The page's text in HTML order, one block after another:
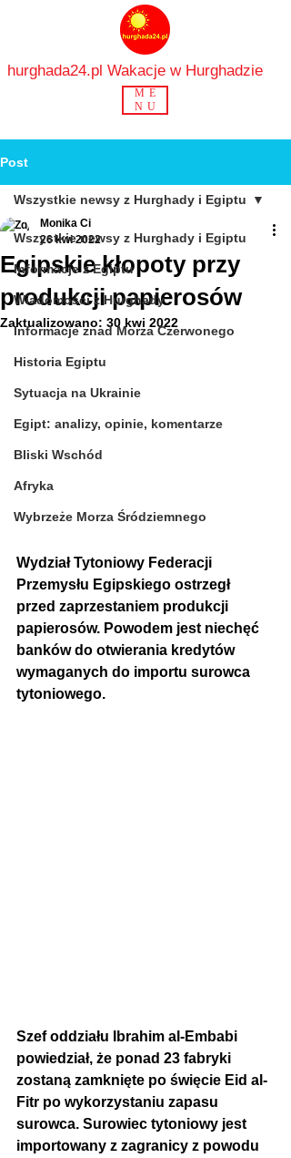
hurghada24.pl Wakacje w Hurghadzie
ME
NU
Post
Wszystkie newsy z Hurghady i Egiptu
Informacje z Egiptu
Wiadomości z Hurghady
Informacje znad Morza Czerwonego
Historia Egiptu
Sytuacja na Ukrainie
Egipt: analizy, opinie, komentarze
Bliski Wschód
Afryka
Wybrzeże Morza Śródziemnego
Wszystkie newsy z Hurghady i Egiptu
Egipskie kłopoty przy
produkcji papierosów
Monika Ci
26 kwi 2022
Zaktualizowano: 30 kwi 2022
Wydział Tytoniowy Federacji
Przemysłu Egipskiego ostrzegł
przed zaprzestaniem produkcji
papierosów. Powodem jest niechęć
banków do otwierania kredytów
wymaganych do importu surowca
tytoniowego.
Szef oddziału Ibrahim al-Embabi
powiedział, że ponad 23 fabryki
zostaną zamknięte po święcie Eid al-
Fitr po wykorzystaniu zapasu
surowca. Surowiec tytoniowy jest
importowany z zagranicy z powodu